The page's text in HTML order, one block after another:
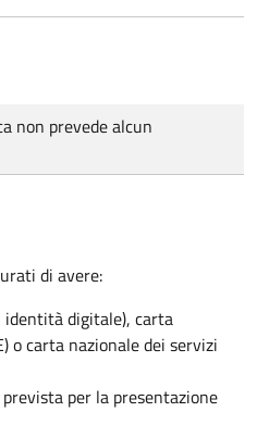
non prevede alcun
di avere:
identità digitale), carta
o carta nazionale dei servizi
per la presentazione